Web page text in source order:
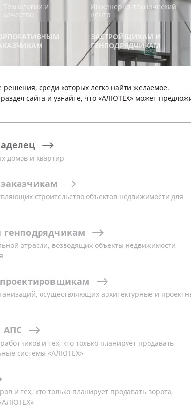
Технологии и
качество
Инженерно-технический
центр
ЗАСТРОЙЩИКАМ И
ГЕНПОДРЯДЧИКАМ
среди которых легко найти желаемое.
сайта и узнайте, что «АЛЮТЕХ» может
домов и квартир
заказчикам
строительство объектов недвижимости для
генподрядчикам
отрасли, возводящих объекты недвижимости
проектировщикам
осуществляющих архитектурные и
АПС
и тех, кто только планирует продавать
системы «АЛЮТЕХ»
и тех, кто только планирует продавать ворота,
ИНЖЕНЕРНО-
ГК
инженерно-технических кадров
поддержку и аттестацию персонала:
подразделений до ключевых
«АЛЮТЕХ» ЦЕНТР ИНЖЕНЕРНО-ТЕХНИЧЕСКОГО